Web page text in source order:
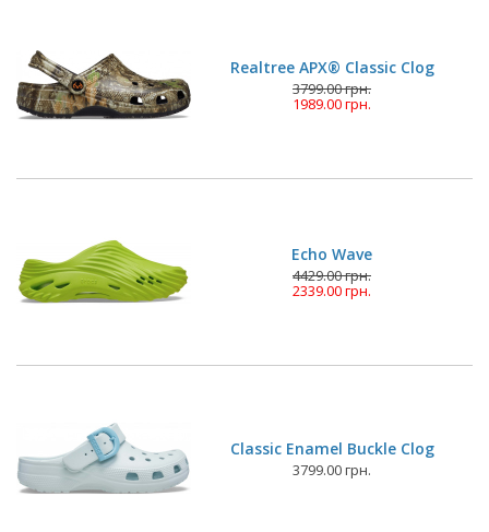
Realtree APX® Classic Clog
3799.00 грн.
1989.00 грн.
Echo Wave
4429.00 грн.
2339.00 грн.
Classic Enamel Buckle Clog
3799.00 грн.